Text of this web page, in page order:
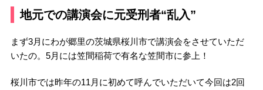
地元での講演会に元受刑者“乱入”
まず3月にわが郷里の茨城県桜川市で講演会をさせていただ
いたの。5月には笠間稲荷で有名な笠間市に参上！
桜川市では昨年の11月に初めて呼んでいただいて今回は2回